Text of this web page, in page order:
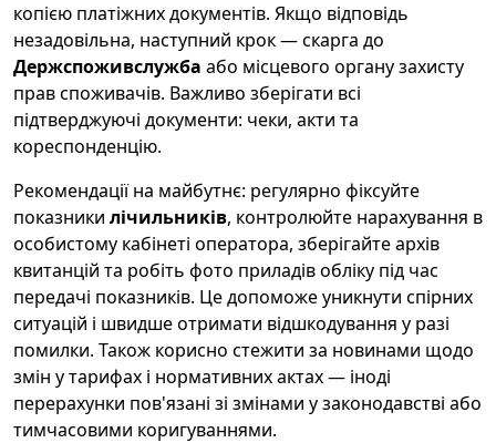
копією платіжних документів. Якщо відповідь
незадовільна, наступний крок — скарга до
Держспоживслужба або місцевого органу захисту
прав споживачів. Важливо зберігати всі
підтверджуючі документи: чеки, акти та
кореспонденцію.
Рекомендації на майбутнє: регулярно фіксуйте
показники лічильників, контролюйте нарахування в
особистому кабінеті оператора, зберігайте архів
квитанцій та робіть фото приладів обліку під час
передачі показників. Це допоможе уникнути спірних
ситуацій і швидше отримати відшкодування у разі
помилки. Також корисно стежити за новинами щодо
змін у тарифах і нормативних актах — іноді
перерахунки пов'язані зі змінами у законодавстві або
тимчасовими коригуваннями.